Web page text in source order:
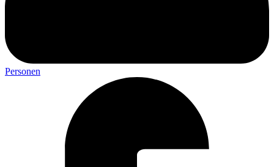
Personen